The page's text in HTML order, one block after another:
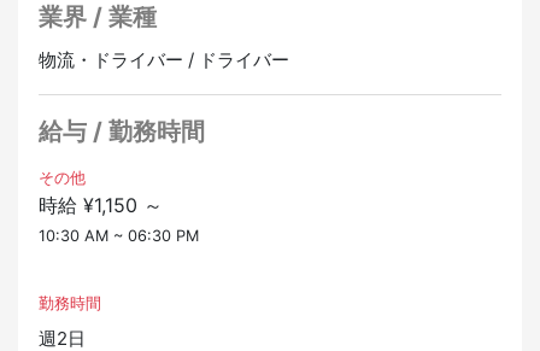
→ハーティスト→トレーナー→現場管理者代理→現場管
理者→マネージャー
▼注意事項
食品や医薬品を運ぶ為、休憩時間も含め完全禁煙となり
正社員登用あり
業界 / 業種
物流・ドライバー / ドライバー
給与 / 勤務時間
その他
時給 ¥1,150 ～
10:30 AM ~ 06:30 PM
勤務時間
週2日